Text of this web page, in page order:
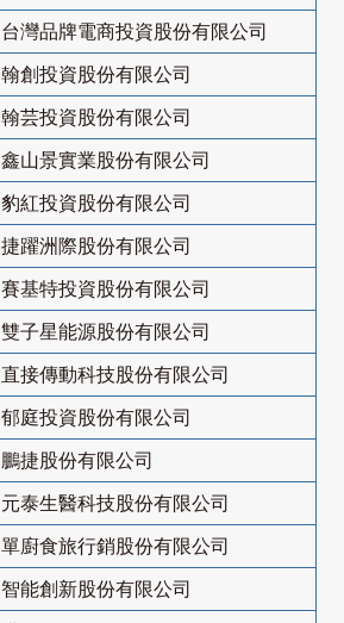
台灣品牌電商投資股份有限公司
翰創投資股份有限公司
翰芸投資股份有限公司
鑫山景實業股份有限公司
豹紅投資股份有限公司
捷躍洲際股份有限公司
賽基特投資股份有限公司
雙子星能源股份有限公司
直接傳動科技股份有限公司
郁庭投資股份有限公司
鵬捷股份有限公司
元泰生醫科技股份有限公司
單廚食旅行銷股份有限公司
智能創新股份有限公司